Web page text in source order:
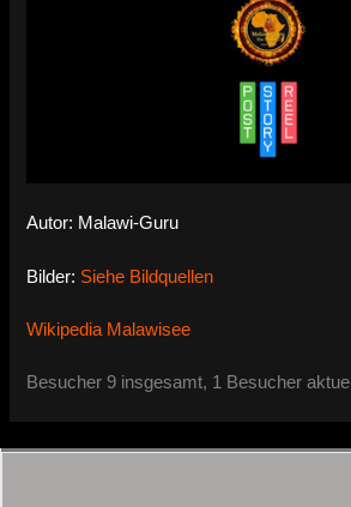
Autor: Malawi-Guru
Bilder: Siehe Bildquellen
Wikipedia Malawisee
Besucher 9 insgesamt, 1 Besucher